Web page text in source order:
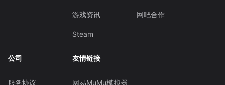
游戏资讯
Steam
网吧合作
公司
服务协议
友情链接
网易MuMu模拟器